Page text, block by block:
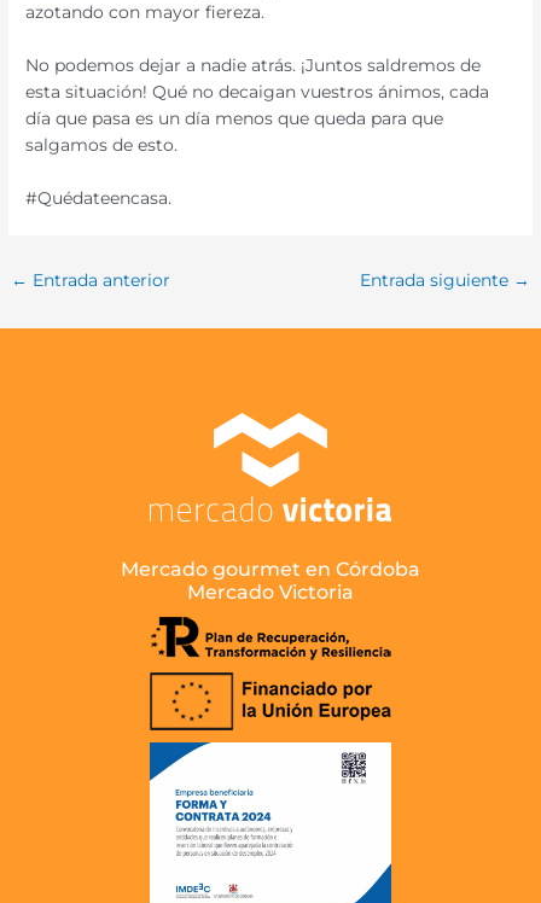
azotando con mayor fiereza.
No podemos dejar a nadie atrás. ¡Juntos saldremos de
esta situación! Qué no decaigan vuestros ánimos, cada
día que pasa es un día menos que queda para que
salgamos de esto.
#Quédateencasa.
← Entrada anterior Entrada siguiente →
Mercado gourmet en Córdoba
Mercado Victoria